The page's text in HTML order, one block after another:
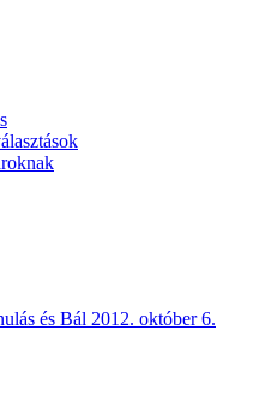
és Bál 2012. október 6.